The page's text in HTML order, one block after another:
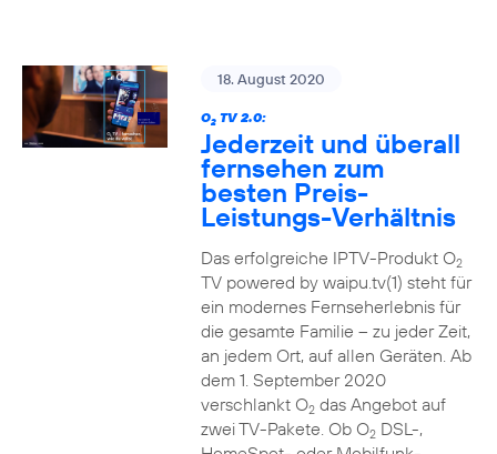
18. August 2020
O2TV 2.0:
Jederzeit und überall
fernsehen zum
besten Preis-
Leistungs-Verhältnis
Das erfolgreiche IPTV-Produkt O2
TV powered by waipu.tv(1) steht für
ein modernes Fernseherlebnis für
die gesamte Familie – zu jeder Zeit,
an jedem Ort, auf allen Geräten. Ab
dem 1. September 2020
verschlankt O2das Angebot auf
zwei TV-Pakete. Ob O2DSL-,